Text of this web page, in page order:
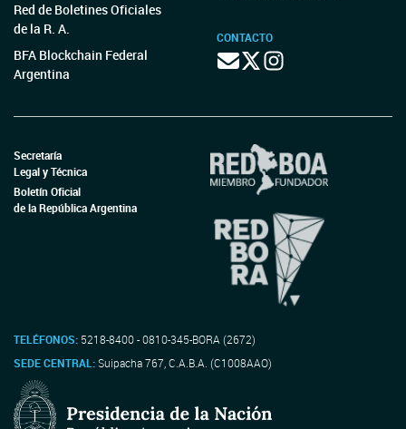
Red de Boletines Oficiales
de la R. A.
BFA Blockchain Federal
Argentina
CONTACTO
Secretaría
Legal y Técnica
Boletín Oficial
de la República Argentina
TELÉFONOS: 5218-8400 - 0810-345-BORA (2672)
SEDE CENTRAL:Suipacha 767, C.A.B.A. (C1008AAO)